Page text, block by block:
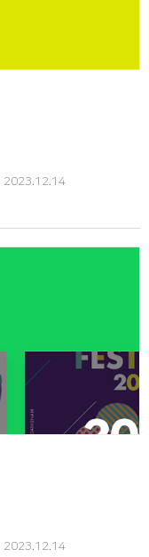
2023.12.14
2023.12.14